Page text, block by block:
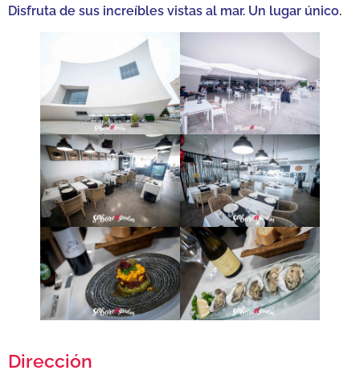
Disfruta de sus increíbles vistas al mar. Un lugar único.
Dirección